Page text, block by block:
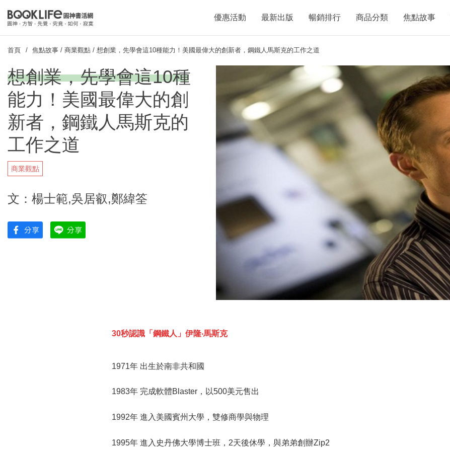
優惠活動 最新出版 暢銷排行 商品分類 焦點故事
首頁 焦點故事 / 商業觀點 / 想創業，先學會這10種能力！美國最偉大的創新者，鋼鐵人馬斯克的工作之道
想創業，先學會這10種
能力！美國最偉大的創
新者，鋼鐵人馬斯克的
工作之道
商業觀點
文：楊士範,吳居叡,鄭緯筌
30秒認識「鋼鐵人」伊隆‧馬斯克
1971年 出生於南非共和國
1983年 完成軟體Blaster，以500美元售出
1992年 進入美國賓州大學，雙修商學與物理
1995年 進入史丹佛大學博士班，2天後休學，與弟弟創辦Zip2